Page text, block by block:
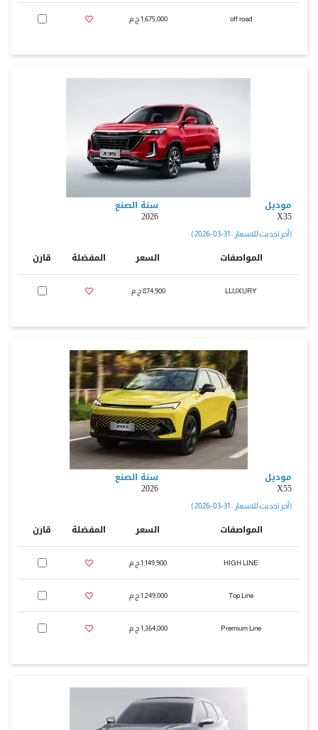
off road 1,675,000 ج.م.‏
موديل
X35
سنة الصنع
2026
( أخر تحديث للاسعار : 31-03-2026 )
المواصفات
LLUXURY
السعر
874,900 ج.م.‏
المفضلة قارن
موديل
X55
سنة الصنع
2026
( أخر تحديث للاسعار : 31-03-2026 )
المواصفات
HIGH LINE
Top Line
Premium Line
السعر
1,149,900 ج.م.‏
1,249,000 ج.م.‏
1,364,000 ج.م.‏
المفضلة قارن